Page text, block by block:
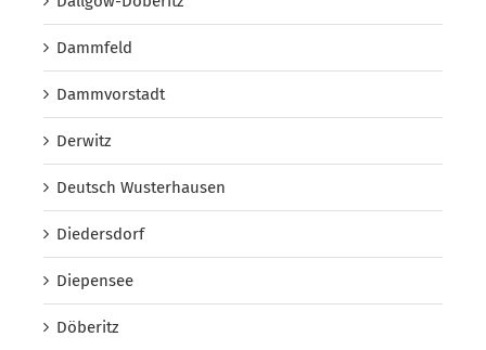
Dammfeld
Dammvorstadt
Derwitz
Deutsch Wusterhausen
Diedersdorf
Diepensee
Döberitz